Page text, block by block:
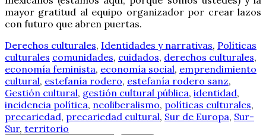
mayor gratitud al equipo organizador por crear lazos
con futuro que abren puertas.
Derechos culturales, Identidades y narrativas, Políticas
culturales comunidades, cuidados, derechos culturales,
economía feminista, economía social, emprendimiento
cultural, estefanía rodero, estefanía rodero sanz,
Gestión cultural, gestión cultural pública, identidad,
incidencia política, neoliberalismo, políticas culturales,
precariedad, precariedad cultural, Sur de Europa, Sur-
Sur, territorio